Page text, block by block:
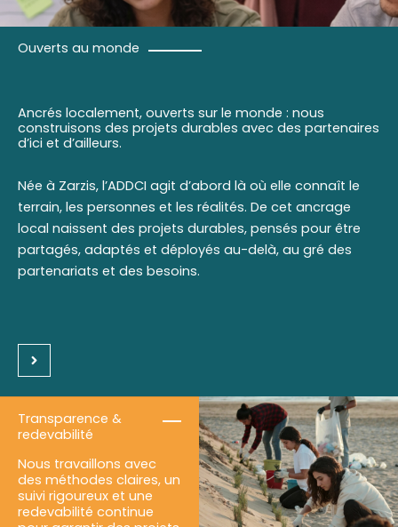
Ouverts au monde
Ancrés localement, ouverts sur le monde : nous
construisons des projets durables avec des partenaires
d’ici et d’ailleurs.
Née à Zarzis, l’ADDCI agit d’abord là où elle connaît le
terrain, les personnes et les réalités. De cet ancrage
local naissent des projets durables, pensés pour être
partagés, adaptés et déployés au-delà, au gré des
partenariats et des besoins.
Transparence &
redevabilité
Nous travaillons avec
des méthodes claires, un
suivi rigoureux et une
redevabilité continue